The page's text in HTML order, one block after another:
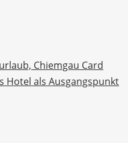
Chiemgau Card
Hotel als Ausgangspunkt